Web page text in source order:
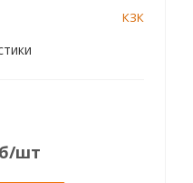
КЗК
/шт